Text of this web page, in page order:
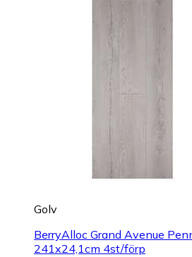
Golv
BerryAlloc Grand Avenue
241x24,1cm 4st/förp